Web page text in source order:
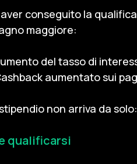
conseguito la
maggiore:
del tasso di
aumentato sui
non arriva da
qualificarsi